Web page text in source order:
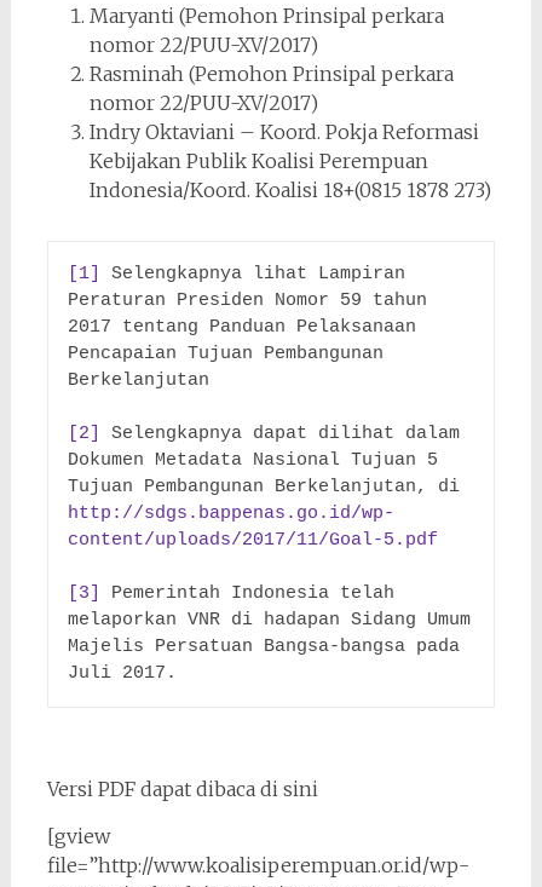
Maryanti (Pemohon Prinsipal perkara
nomor 22/PUU-XV/2017)
Rasminah (Pemohon Prinsipal perkara
nomor 22/PUU-XV/2017)
Indry Oktaviani – Koord. Pokja Reformasi
Kebijakan Publik Koalisi Perempuan
Indonesia/Koord. Koalisi 18+(0815 1878 273)
[1]
Selengkapnya lihat Lampiran
Peraturan Presiden Nomor 59 tahun
2017 tentang Panduan Pelaksanaan
Pencapaian Tujuan Pembangunan
Berkelanjutan
[2]
Selengkapnya dapat dilihat dalam
Dokumen Metadata Nasional Tujuan 5
Tujuan Pembangunan Berkelanjutan, di
http://sdgs.bappenas.go.id/wp-
content/uploads/2017/11/Goal-5.pdf
[3]
Pemerintah Indonesia telah
melaporkan VNR di hadapan Sidang Umum
Majelis Persatuan Bangsa-bangsa pada
Juli 2017.
Versi PDF dapat dibaca di sini
[gview
file=”http://www.koalisiperempuan.or.id/wp-